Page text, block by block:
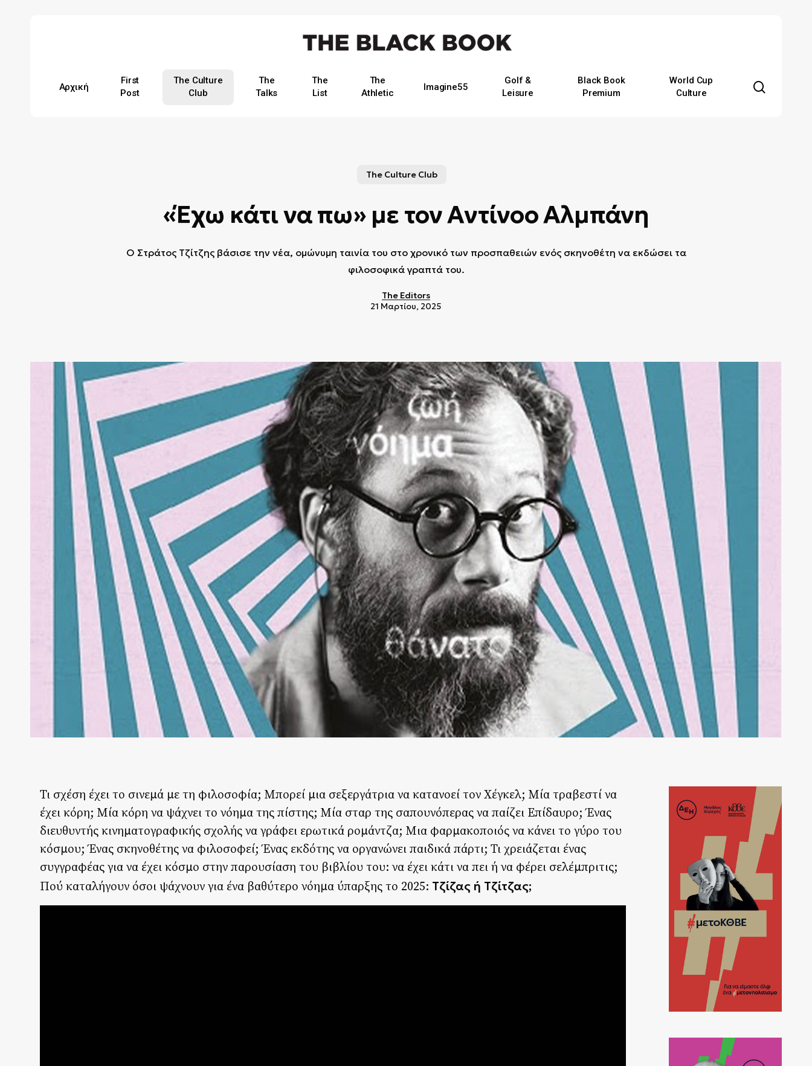
Αρχική
First
Post
The Culture
Club
The
Talks
The
List
The
Athletic
Imagine55
Golf &
Leisure
Black Book
Premium
World Cup
Culture
The Culture Club
«Έχω κάτι να πω» με τον Αντίνοο Αλμπάνη
O Στράτος Τζίτζης βάσισε την νέα, ομώνυμη ταινία του στο χρονικό των προσπαθειών ενός σκηνοθέτη να εκδώσει τα
φιλοσοφικά γραπτά του.
The Editors
21 Μαρτίου, 2025
Τι σχέση έχει το σινεμά με τη φιλοσοφία; Μπορεί μια σεξεργάτρια να κατανοεί τον Χέγκελ; Μία τραβεστί να
έχει κόρη; Μία κόρη να ψάχνει το νόημα της πίστης; Μία σταρ της σαπουνόπερας να παίζει Επίδαυρο; Ένας
διευθυντής κινηματογραφικής σχολής να γράφει ερωτικά ρομάντζα; Μια φαρμακοποιός να κάνει το γύρο του
κόσμου; Ένας σκηνοθέτης να φιλοσοφεί; Ένας εκδότης να οργανώνει παιδικά πάρτι; Τι χρειάζεται ένας
συγγραφέας για να έχει κόσμο στην παρουσίαση του βιβλίου του: να έχει κάτι να πει ή να φέρει σελέμπριτις;
Πού καταλήγουν όσοι ψάχνουν για ένα βαθύτερο νόημα ύπαρξης το 2025: Τζίζας ή Τζίτζας;